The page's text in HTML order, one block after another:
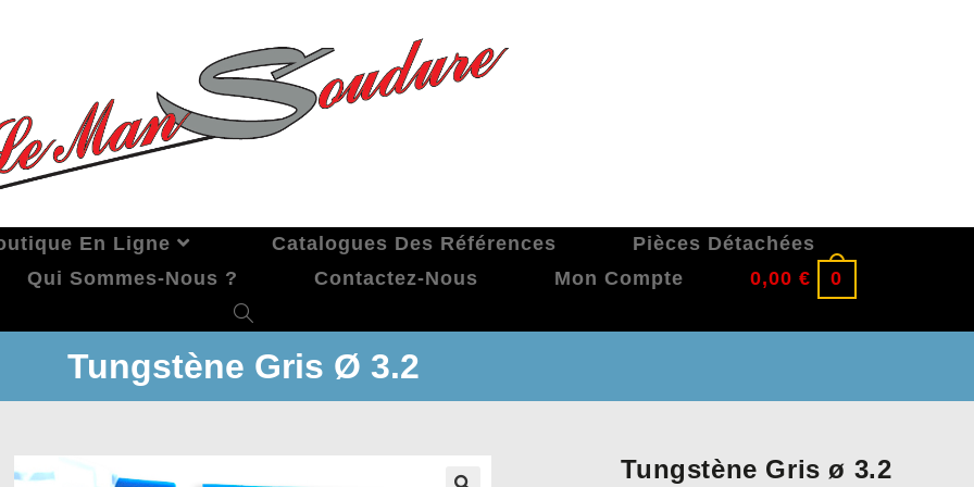
En Ligne Catalogues Des Références
Pièces Détachées
Qui Sommes-Nous ? Contactez-Nous Mon Compte 0,00 € 0
Tungstène Gris Ø 3.2
Tungstène Gris ø 3.2